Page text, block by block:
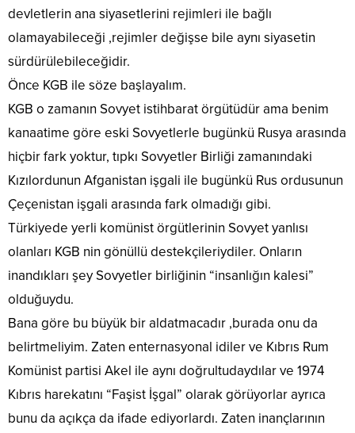
devletlerin ana siyasetlerini rejimleri ile bağlı
olamayabileceği ,rejimler değişse bile aynı siyasetin
sürdürülebileceğidir.
Önce KGB ile söze başlayalım.
KGB o zamanın Sovyet istihbarat örgütüdür ama benim
kanaatime göre eski Sovyetlerle bugünkü Rusya arasında
hiçbir fark yoktur, tıpkı Sovyetler Birliği zamanındaki
Kızılordunun Afganistan işgali ile bugünkü Rus ordusunun
Çeçenistan işgali arasında fark olmadığı gibi.
Türkiyede yerli komünist örgütlerinin Sovyet yanlısı
olanları KGB nin gönüllü destekçileriydiler. Onların
inandıkları şey Sovyetler birliğinin “insanlığın kalesi”
olduğuydu.
Bana göre bu büyük bir aldatmacadır ,burada onu da
belirtmeliyim. Zaten enternasyonal idiler ve Kıbrıs Rum
Komünist partisi Akel ile aynı doğrultudaydılar ve 1974
Kıbrıs harekatını “Faşist İşgal” olarak görüyorlar ayrıca
bunu da açıkça da ifade ediyorlardı. Zaten inançlarının